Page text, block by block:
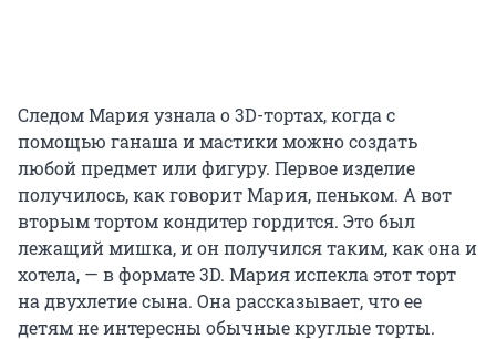
Следом Мария узнала о 3D-тортах, когда с
помощью ганаша и мастики можно создать
любой предмет или фигуру. Первое изделие
получилось, как говорит Мария, пеньком. А вот
вторым тортом кондитер гордится. Это был
лежащий мишка, и он получился таким, как она и
хотела, — в формате 3D. Мария испекла этот торт
на двухлетие сына. Она рассказывает, что ее
детям не интересны обычные круглые торты.